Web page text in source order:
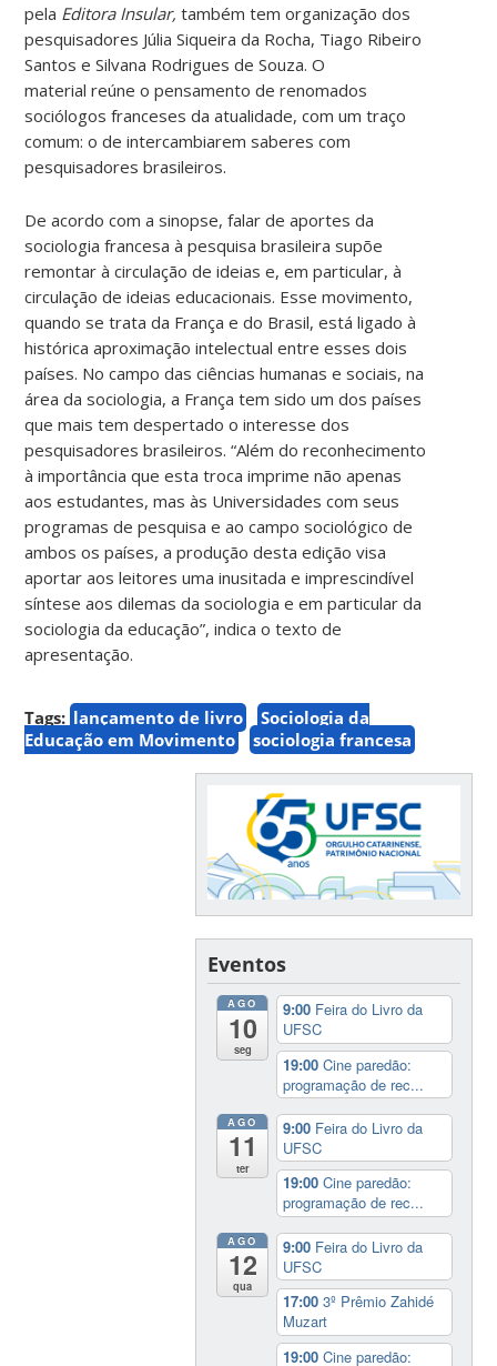
pela Editora Insular, também tem organização dos
pesquisadores Júlia Siqueira da Rocha, Tiago Ribeiro
Santos e Silvana Rodrigues de Souza. O
material reúne o pensamento de renomados
sociólogos franceses da atualidade, com um traço
comum: o de intercambiarem saberes com
pesquisadores brasileiros.
De acordo com a sinopse, falar de aportes da
sociologia francesa à pesquisa brasileira supõe
remontar à circulação de ideias e, em particular, à
circulação de ideias educacionais. Esse movimento,
quando se trata da França e do Brasil, está ligado à
histórica aproximação intelectual entre esses dois
países. No campo das ciências humanas e sociais, na
área da sociologia, a França tem sido um dos países
que mais tem despertado o interesse dos
pesquisadores brasileiros. “Além do reconhecimento
à importância que esta troca imprime não apenas
aos estudantes, mas às Universidades com seus
programas de pesquisa e ao campo sociológico de
ambos os países, a produção desta edição visa
aportar aos leitores uma inusitada e imprescindível
síntese aos dilemas da sociologia e em particular da
sociologia da educação”, indica o texto de
apresentação.
Tags: lançamento de livro
Sociologia da
Educação em Movimento
sociologia francesa
Eventos
AGO
10
seg
9:00 Feira do Livro da
UFSC
19:00Cine paredão:
programação de rec...
AGO
11
ter
9:00 Feira do Livro da
UFSC
19:00Cine paredão:
programação de rec...
AGO
12
qua
9:00 Feira do Livro da
UFSC
17:003º Prêmio Zahidé
Muzart
19:00Cine paredão: